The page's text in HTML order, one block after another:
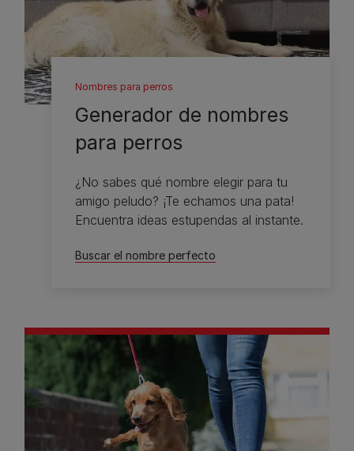
Nombres para perros
Generador de nombres
para perros
¿No sabes qué nombre elegir para tu
amigo peludo? ¡Te echamos una pata!
Encuentra ideas estupendas al instante.
Buscar el nombre perfecto